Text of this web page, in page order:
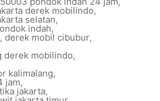
derek mobilindo,
selatan,
indah,
, derek mobil cibubur,
derek mobilindo,
kalimalang,
jam,
jakarta,